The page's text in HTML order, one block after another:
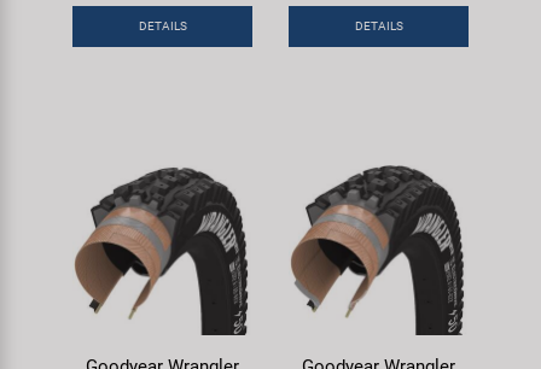
DETAILS DETAILS